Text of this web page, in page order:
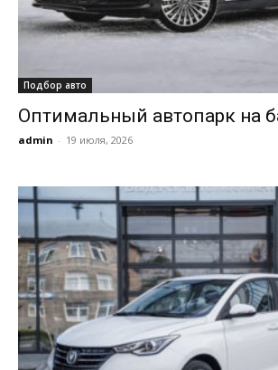
Подбор авто
Оптимальный автопарк на
admin - 19 июля, 2026